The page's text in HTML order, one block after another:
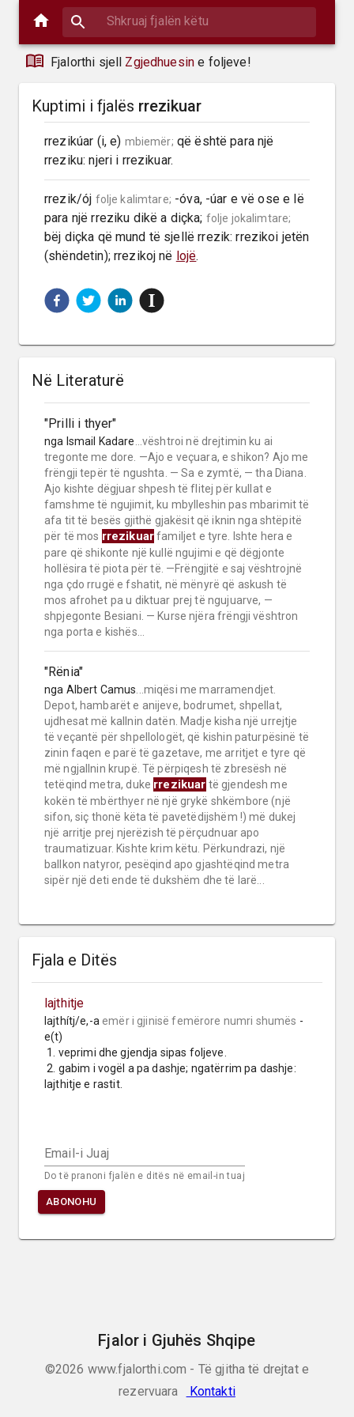
Fjalorthi sjell Zgjedhuesin e foljeve!
Kuptimi i fjalës rrezikuar
rrezikúar (i, e) mbiemër; që është para një
rreziku: njeri i rrezikuar.
rrezik/ój folje kalimtare; -óva, -úar e vë ose e lë
para një rreziku dikë a diçka; folje jokalimtare;
bëj diçka që mund të sjellë rrezik: rrezikoi jetën
(shëndetin); rrezikoj në lojë.
Në Literaturë
"Prilli i thyer"
nga Ismail Kadare ...vështroi në drejtimin ku ai
tregonte me dore. —Ajo e veçuara, e shikon? Ajo me
frëngji tepër të ngushta. — Sa e zymtë, — tha Diana.
Ajo kishte dëgjuar shpesh të flitej për kullat e
famshme të ngujimit, ku mbylleshin pas mbarimit të
afa tit të besës gjithë gjakësit që iknin nga shtëpitë
për të mos rrezikuarfamiljet e tyre. Ishte hera e
pare që shikonte një kullë ngujimi e që dëgjonte
hollësira të piota për të. —Frëngjitë e saj vështrojnë
nga çdo rrugë e fshatit, në mënyrë që askush të
mos afrohet pa u diktuar prej të ngujuarve, —
shpjegonte Besiani. — Kurse njëra frëngji vështron
nga porta e kishës...
"Rënia"
nga Albert Camus ...miqësi me marramendjet.
Depot, hambarët e anijeve, bodrumet, shpellat,
ujdhesat më kallnin datën. Madje kisha një urrejtje
të veçantë për shpellologët, që kishin paturpësinë të
zinin faqen e parë të gazetave, me arritjet e tyre që
më ngjallnin krupë. Të përpiqesh të zbresësh në
tetëqind metra, duke rrezikuar të gjendesh me
kokën të mbërthyer në një grykë shkëmbore (një
sifon, siç thonë këta të pavetëdijshëm !) më dukej
një arritje prej njerëzish të përçudnuar apo
traumatizuar. Kishte krim këtu. Përkundrazi, një
ballkon natyror, pesëqind apo gjashtëqind metra
sipër një deti ende të dukshëm dhe të larë...
Fjala e Ditës
lajthitje
lajthítj/e,-a emër i gjinisë femërore numri shumës -
e(t)
2. gabim i vogël a pa dashje; ngatërrim pa dashje:
lajthitje e rastit.
Email-i Juaj
Do të pranoni fjalën e ditës në email-in tuaj
ABONOHU
Fjalor i Gjuhës Shqipe
©2026 www.fjalorthi.com - Të gjitha të drejtat e
rezervuara
Kontakti